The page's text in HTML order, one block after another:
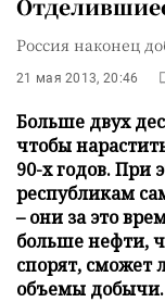
Россия наконец
21 мая 2013, 20:46
Больше двух
чтобы
90-х годов. При
республикам
– они за это
больше нефти,
спорят, сможет
объемы добычи.